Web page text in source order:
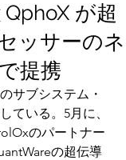
が超
ッサーのネ
提携
サブシステム・
ている。5月に、
のパートナー
の超伝導